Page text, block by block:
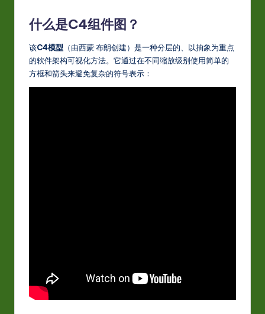
e
d
什么是C4组件图？
该C4模型 （由西蒙·布朗创建）是一种分层的、以抽象为重点
的软件架构可视化方法。它通过在不同缩放级别使用简单的
方框和箭头来避免复杂的符号表示：